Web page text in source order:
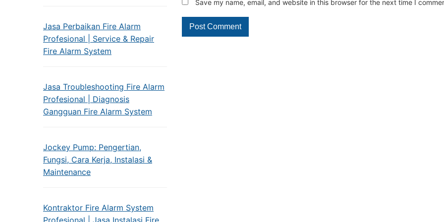
Jasa Perbaikan Fire Alarm
Profesional | Service & Repair
Fire Alarm System
Jasa Troubleshooting Fire Alarm
Profesional | Diagnosis
Gangguan Fire Alarm System
Jockey Pump: Pengertian,
Fungsi, Cara Kerja, Instalasi &
Maintenance
Kontraktor Fire Alarm System
Profesional | Jasa Instalasi Fire
Save my name, email, and website in this browser for the next time I